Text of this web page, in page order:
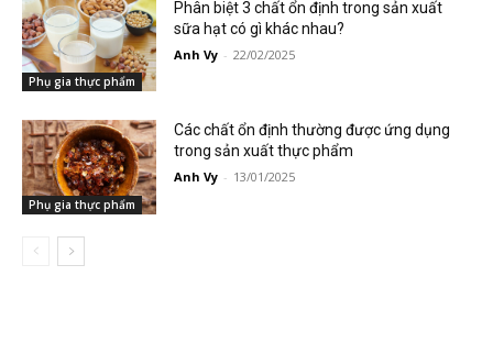
Phụ gia thực phẩm
Phân biệt 3 chất ổn định trong sản xuất
sữa hạt có gì khác nhau?
Anh Vy - 22/02/2025
Phụ gia thực phẩm
Các chất ổn định thường được ứng dụng
trong sản xuất thực phẩm
Anh Vy - 13/01/2025